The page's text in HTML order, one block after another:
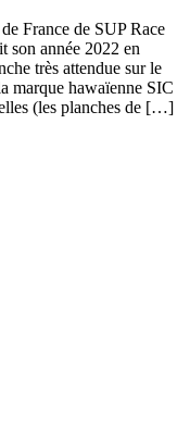
France de SUP Race
son année 2022 en
très attendue sur le
marque hawaïenne SIC
(les planches de […]